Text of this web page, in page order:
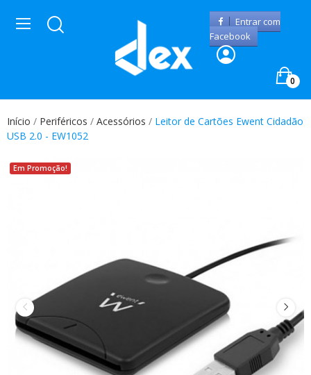
Entrar com
Facebook
0
Início Periféricos Acessórios
Leitor de Cartões Ewent Cidadão
USB 2.0 - EW1052
Em Promoção!